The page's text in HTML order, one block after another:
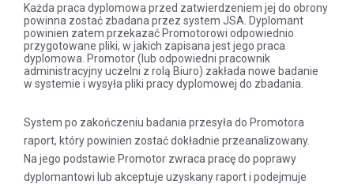
Każda praca dyplomowa przed zatwierdzeniem jej do obrony
powinna zostać zbadana przez system JSA. Dyplomant
powinien zatem przekazać Promotorowi odpowiednio
przygotowane pliki, w jakich zapisana jest jego praca
dyplomowa. Promotor (lub odpowiedni pracownik
administracyjny uczelni z rolą Biuro) zakłada nowe badanie
w systemie i wysyła pliki pracy dyplomowej do zbadania.
System po zakończeniu badania przesyła do Promotora
raport, który powinien zostać dokładnie przeanalizowany.
Na jego podstawie Promotor zwraca pracę do poprawy
dyplomantowi lub akceptuje uzyskany raport i podejmuje